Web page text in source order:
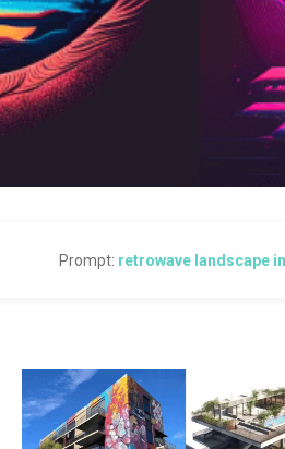
Prompt: retrowave landscape